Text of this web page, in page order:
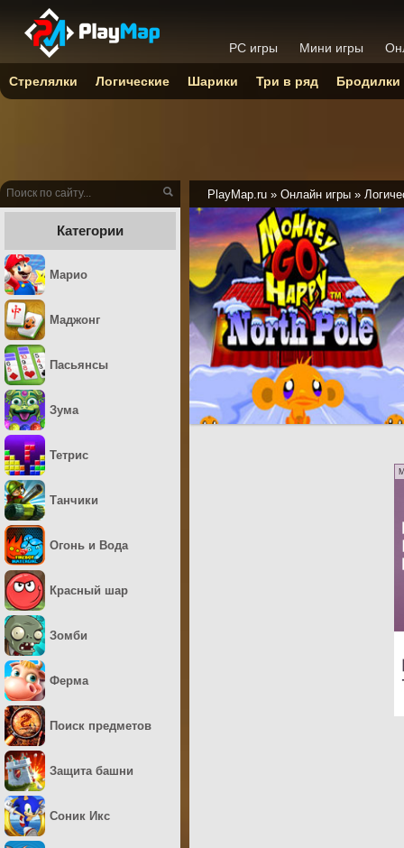
PlayMap.ru » Онлайн игры »
Категории
Марио
Маджонг
Пасьянсы
Зума
Тетрис
Танчики
Огонь и Вода
Красный шар
Зомби
Ферма
Поиск предметов
Защита башни
Соник Икс
PC игры Мини игры
Стрелялки Логические Шарики Три в ряд Бродилки